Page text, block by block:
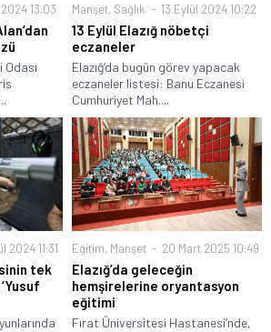
13:03 Manşet, Sağlık 13 Eylül 2024 10:22
13 Eylül Elazığ nöbetçi
eczaneler
Elazığ’da bugün görev yapacak
eczaneler listesi: Banu Eczanesi
Cumhuriyet Mah....
2024 11:31
tek
Eğitim, Manşet 20 Mart 2025 10:49
Elazığ’da geleceğin
hemşirelerine oryantasyon
eğitimi
Fırat Üniversitesi Hastanesi’nde,